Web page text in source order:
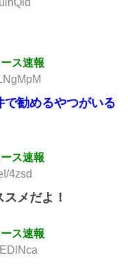
ス速報
勧めるやつがいる
ス速報
4zsd
メだよ！
ス速報